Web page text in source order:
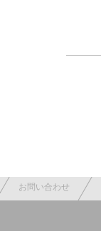
お問い合わせ